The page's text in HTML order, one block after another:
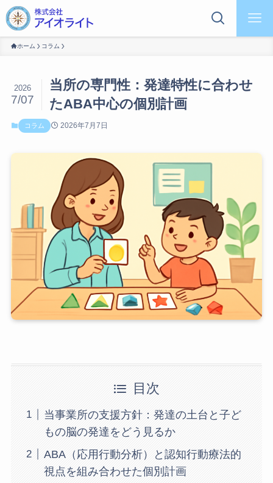
ホーム コラム
当所の専門性：発達特性に合わせ
たABA中心の個別計画
2026
7/07
コラム 2026年7月7日
目次
当事業所の支援方針：発達の土台と子ど
もの脳の発達をどう見るか
ABA（応用行動分析）と認知行動療法的
視点を組み合わせた個別計画